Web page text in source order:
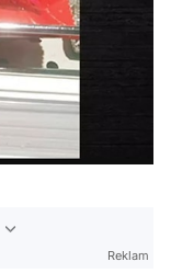
Reklam